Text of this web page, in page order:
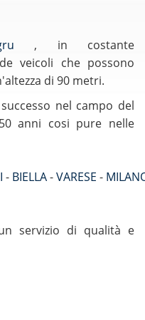
, in costante
veicoli che possono
di 90 metri.
nel campo del
anni cosi pure nelle
- BIELLA-VARESE -
servizio di qualità e